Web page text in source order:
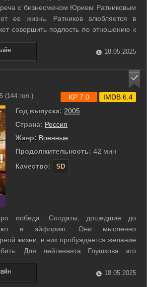
с бизнесменом Юрием Ратниковым
ее жизнь. Ратников влюбляется в
совершить подлость по отношению к
больше 20 лет. Возникает любовный
а квадрат, так как в Лизу влюбляется
18.05.2025
(144 гол.)
Год выпуска: 2005
Страна: Россия
Жанр: Военные
Продолжительность: 42 мин
Качество:
SD
KP 7.0 IMDB 6.4
победа. Солдаты, дошедшие до
в эйфорию. Они мысленно
жизни, в них пробуждается желание
Для лейтенанта Глушкова это
в романе с немецкой девушкой
18.05.2025